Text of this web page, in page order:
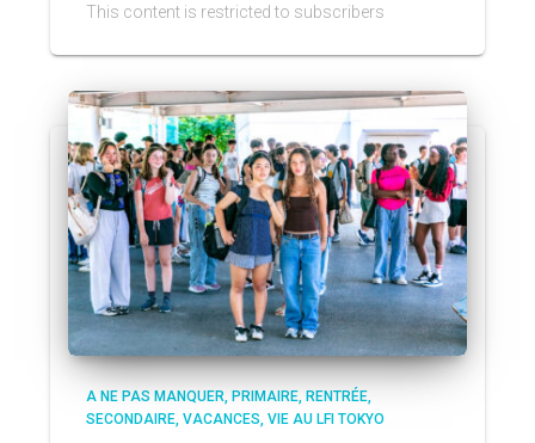
This content is restricted to subscribers
A NE PAS MANQUER PRIMAIRE RENTRÉE
SECONDAIRE VACANCES VIE AU LFI TOKYO